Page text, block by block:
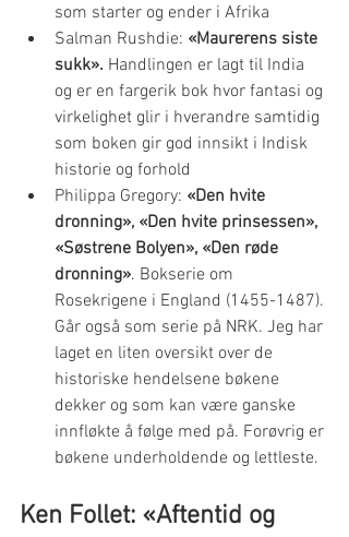
som starter og ender i Afrika
Salman Rushdie: «Maurerens siste
sukk». Handlingen er lagt til India
og er en fargerik bok hvor fantasi og
virkelighet glir i hverandre samtidig
som boken gir god innsikt i Indisk
historie og forhold
Philippa Gregory: «Den hvite
dronning», «Den hvite prinsessen»,
«Søstrene Bolyen», «Den røde
dronning». Bokserie om
Rosekrigene i England (1455-1487).
Går også som serie på NRK. Jeg har
laget en liten oversikt over de
historiske hendelsene bøkene
dekker og som kan være ganske
innfløkte å følge med på. Forøvrig er
bøkene underholdende og lettleste.
Ken Follet: «Aftentid og